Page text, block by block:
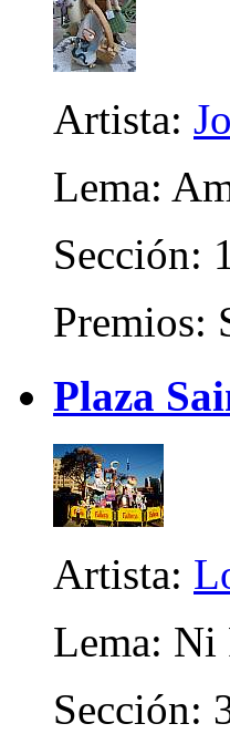
Artista:
Lema:
Sección:
Premios:
Plaza
Artista:
Lema: Ni
Sección: